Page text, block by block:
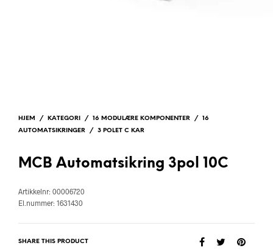
HJEM / KATEGORI / 16 MODULÆRE KOMPONENTER /
16
AUTOMATSIKRINGER
/ 3 POLET C KAR
MCB Automatsikring 3pol 10C
Artikkelnr: 00006720
El.nummer: 1631430
SHARE THIS PRODUCT